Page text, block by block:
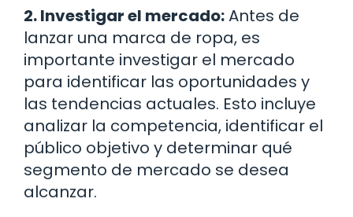
2. Investigar el mercado:Antes de
lanzar una marca de ropa, es
importante investigar el mercado
para identificar las oportunidades y
las tendencias actuales. Esto incluye
analizar la competencia, identificar el
público objetivo y determinar qué
segmento de mercado se desea
alcanzar.